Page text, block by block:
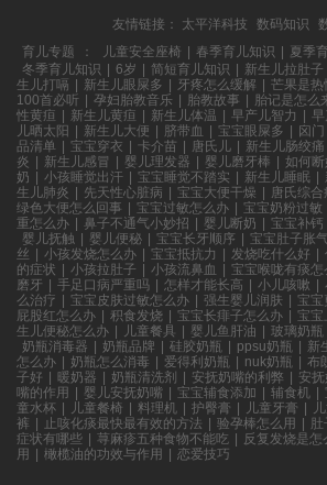
友情链接： 太平洋科技 数码知识
育儿专题
： 儿童安全座椅 | 春季育儿知识 | 夏季
冬季育儿知识 | 6岁 | 简短育儿知识 | 新生儿拉肚子
生儿打嗝 | 新生儿眼屎多 | 牙疼怎么缓解 | 芒果是热
100首必听 | 孕妇胎教音乐 | 胎教故事 | 胎记是怎么
性黄疸 | 新生儿黄疸 | 新生儿体温 | 早产儿智力 | 早
儿晒太阳 | 新生儿大便 | 脐带血 | 宝宝眼屎多 | 囟门
品清单 | 宝宝穿衣 | 卡介苗 | 唐氏儿 | 新生儿肠绞痛
炎 | 新生儿感冒 | 婴儿理发器 | 婴儿磨牙棒 | 如何断
奶 | 小孩睡觉出汗 | 宝宝睡觉不踏实 | 新生儿睡眠 |
生儿肺炎 | 先天性心脏病 | 宝宝大便干燥 | 唐氏综
绿色大便怎么回事 | 宝宝过敏怎么办 | 宝宝奶粉过敏
重怎么办 | 鼻子不通气小妙招 | 婴儿断奶 | 宝宝补钙
婴儿抚触 | 婴儿便秘 | 宝宝长牙顺序 | 宝宝肚子胀
丝 | 小孩发烧怎么办 | 宝宝抵抗力 | 发烧吃什么好 |
的症状 | 小孩拉肚子 | 小孩流鼻血 | 宝宝喉咙有痰怎
磨牙 | 手足口病严重吗 | 怎样才能长高 | 小儿咳嗽 |
么治疗 | 宝宝皮肤过敏怎么办 | 强生婴儿润肤 | 宝宝
屁股红怎么办 | 积食发烧 | 宝宝长痱子怎么办 | 宝宝
生儿便秘怎么办 | 儿童餐具 | 婴儿鱼肝油 | 玻璃奶瓶
奶瓶消毒器 | 奶瓶品牌 | 硅胶奶瓶 | ppsu奶瓶 | 新
怎么办 | 奶瓶怎么消毒 | 爱得利奶瓶 | nuk奶瓶 | 布
子好 | 暖奶器 | 奶瓶清洗剂 | 安抚奶嘴的利弊 | 安
嘴的作用 | 婴儿安抚奶嘴 | 宝宝辅食添加 | 辅食机 |
童水杯 | 儿童餐椅 | 料理机 | 护臀膏 | 儿童牙膏 |
裤 | 止咳化痰最快最有效的方法 | 验孕棒怎么用 | 肚
症状有哪些 | 荨麻疹五种食物不能吃 | 反复发烧是怎
用 | 橄榄油的功效与作用 | 恋爱技巧